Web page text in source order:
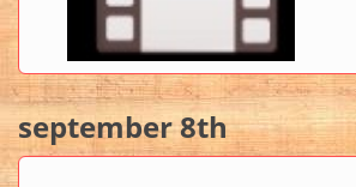
september 8th